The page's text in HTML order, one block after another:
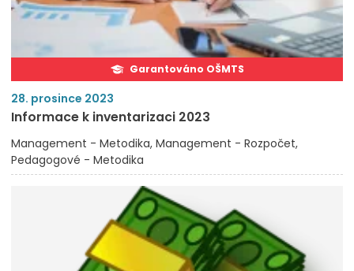
Garantováno OŠMTS
28. prosince 2023
Informace k inventarizaci 2023
Management - Metodika Management - Rozpočet
Pedagogové - Metodika